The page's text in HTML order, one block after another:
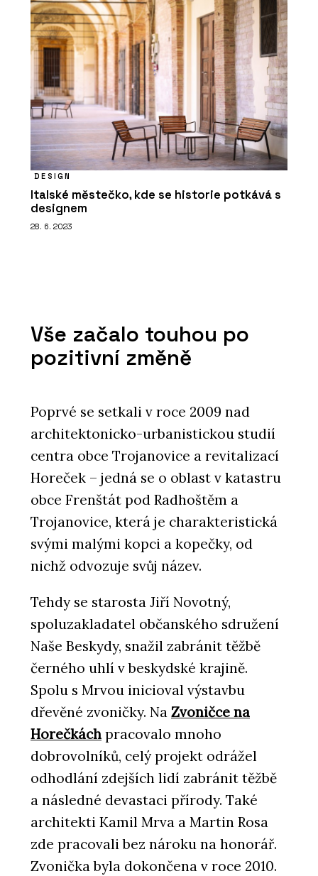
DESIGN
Italské městečko, kde se historie potkává s
designem
28. 6. 2023
Vše začalo touhou po
pozitivní změně
Poprvé se setkali v roce 2009 nad
architektonicko-urbanistickou studií
centra obce Trojanovice a revitalizací
Horeček – jedná se o oblast v katastru
obce Frenštát pod Radhoštěm a
Trojanovice, která je charakteristická
svými malými kopci a kopečky, od
nichž odvozuje svůj název.
Tehdy se starosta Jiří Novotný,
spoluzakladatel občanského sdružení
Naše Beskydy, snažil zabránit těžbě
černého uhlí v beskydské krajině.
Spolu s Mrvou inicioval výstavbu
dřevěné zvoničky. Na Zvoničce na
Horečkách pracovalo mnoho
dobrovolníků, celý projekt odrážel
odhodlání zdejších lidí zabránit těžbě
a následné devastaci přírody. Také
architekti Kamil Mrva a Martin Rosa
zde pracovali bez nároku na honorář.
Zvonička byla dokončena v roce 2010.